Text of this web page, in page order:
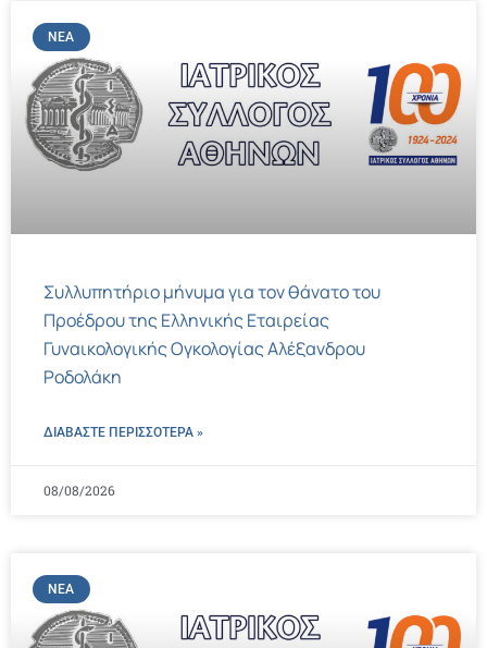
ΝΈΑ
Συλλυπητήριο μήνυμα για τον θάνατο του
Προέδρου της Ελληνικής Εταιρείας
Γυναικολογικής Ογκολογίας Αλέξανδρου
Ροδολάκη
ΔΙΑΒΑΣΤΕ ΠΕΡΙΣΣΌΤΕΡΑ »
08/08/2026
ΝΈΑ